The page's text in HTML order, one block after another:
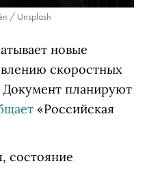
/ Unsplash
новые
скоростных
Документ планируют
«Российская
состояние